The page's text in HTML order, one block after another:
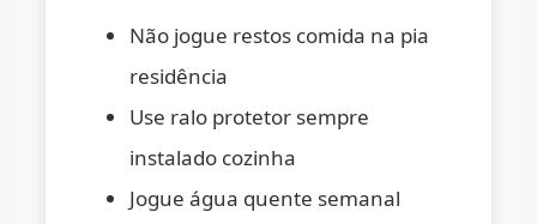
Não jogue restos comida na pia
residência
Use ralo protetor sempre
instalado cozinha
Jogue água quente semanal